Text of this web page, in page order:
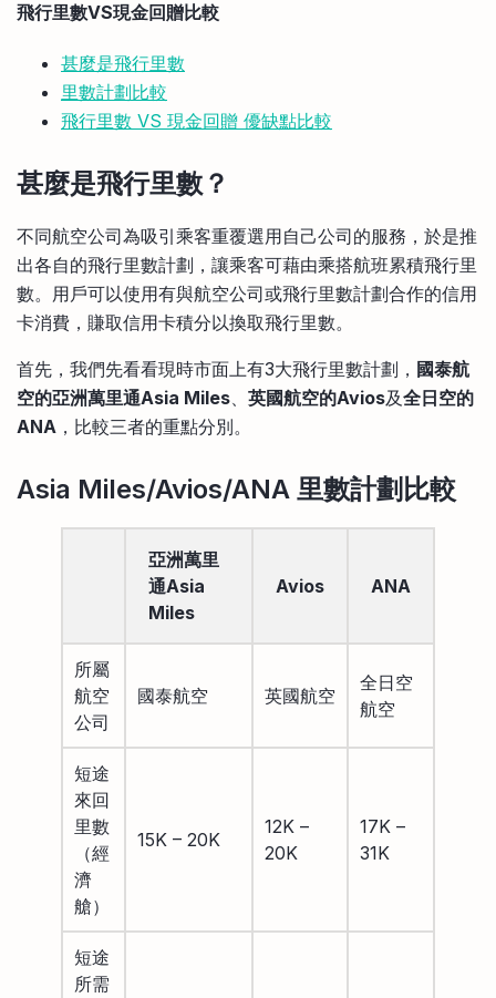
飛行里數VS現金回贈比較
甚麼是飛行里數
里數計劃比較
飛行里數 VS 現金回贈 優缺點比較
甚麼是飛行里數 ？
不同航空公司為吸引乘客重覆選用自己公司的服務，於是推
出各自的飛行里數計劃，讓乘客可藉由乘搭航班累積飛行里
數。用戶可以使用有與航空公司或飛行里數計劃合作的信用
卡消費，賺取信用卡積分以換取飛行里數。
首先，我們先看看現時市面上有3大飛行里數計劃， 國泰航
空的亞洲萬里通Asia Miles、 英國航空的Avios及全日空的
ANA ，比較三者的重點分別。
Asia Miles/Avios/ANA 里數計劃比較
亞洲萬里
通Asia
Miles
Avios ANA
所屬
航空
公司
國泰航空 英國航空
全日空
航空
短途
來回
里數
（經
濟
艙）
15K – 20K
12K –
20K
17K –
31K
短途
所需